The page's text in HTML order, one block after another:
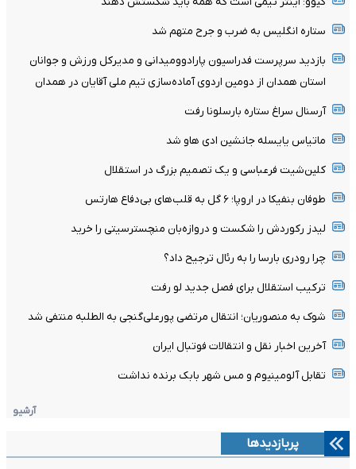
ستاره انگلیس به ضرب و جرح متهم شد
بازدید سرپرست فدراسیون پارادوومیدانی و مدیرکل ورزش و جوانان
استان همدان از دومین اردوی آماده‌سازی تیم ملی آقایان در همدان
آرسنال سراغ ستاره بارسلونا رفت
ماتیاس یایسله جانشین ادی هاو شد
کلین‌شیت فرعباسی و یک تصمیم بزرگ در استقلال
طوفان بنفیکا در اروپا؛ ۶ گل به قلب‌های بی‌دفاع هارتس
لیدز رکوردش را شکست و دروازه‌بان منچسترسیتی را خرید
چرا رودری بارسا را به رئال ترجیح داد؟
ترکیب استقلال برای فصل جدید لو رفت
شوک به منصوریان؛ انتقال مرتضی پورعلی‌گنجی به الطلبه منتفی شد
آخرین اخبار نقل و انتقالات فوتبال ایران
تقابل آلومینیوم و مس شهر بابک برنده نداشت
آرشیو
پربازدیدها